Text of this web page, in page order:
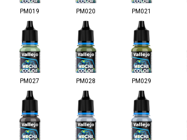
PM019 PM020 PM021
PM027 PM028 PM029